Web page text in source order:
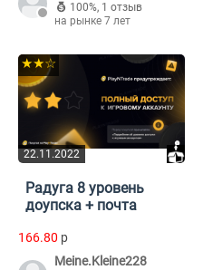
100%, 1 отзыв
на рынке 7 лет
22.11.2022
★★☆
Радуга 8 уровень
доупска + почта
166.80 p
Meine.Kleine228